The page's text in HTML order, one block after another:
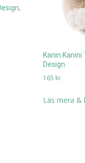
Kanin
Design
165 kr
Läs mera &